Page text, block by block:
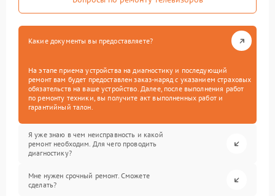
Какие документы вы предоставляете?
На этапе приема устройства на диагностику и последующий
ремонт вам будет предоставлен заказ-наряд с указанием страховых
обязательств на ваше устройство. Далее, после выполнения работ
по ремонту техники, вы получите акт выполненных работ и
гарантийный талон.
Я уже знаю в чем неисправность и какой
ремонт необходим. Для чего проводить
диагностику?
Мне нужен срочный ремонт. Сможете
сделать?